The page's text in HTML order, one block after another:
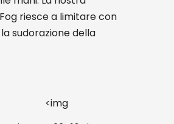
riesce a limitare con
sudorazione della
<img